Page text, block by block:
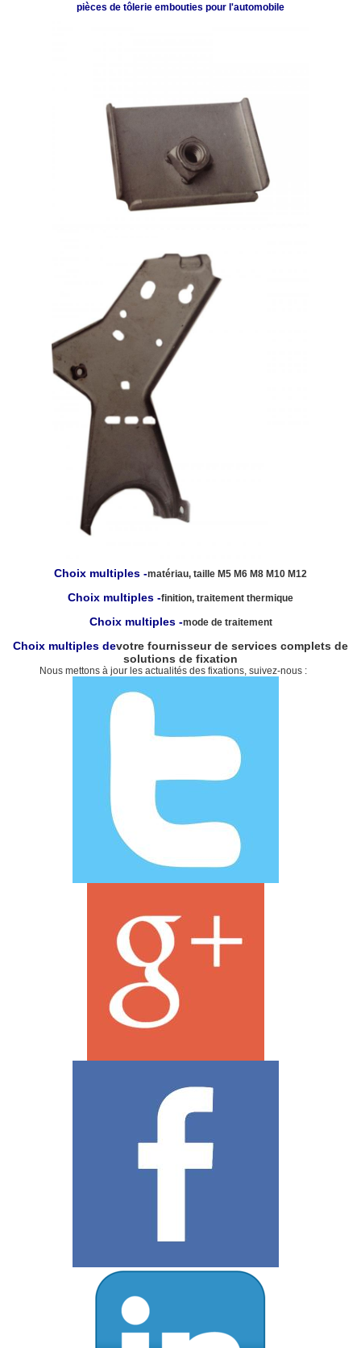
pièces de tôlerie embouties pour l'automobile
Choix multiples -matériau, taille M5 M6 M8 M10 M12
Choix multiples -finition, traitement thermique
Choix multiples -mode de traitement
Choix multiples devotre fournisseur de services complets de
solutions de fixation
Nous mettons à jour les actualités des fixations, suivez-nous :